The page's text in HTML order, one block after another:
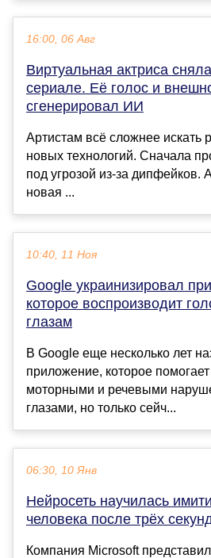
16:00, 06 Авг
Виртуальная актриса
сериале. Её голос и
сгенерировал ИИ
Артистам всё сложнее искать
новых технологий. Сначала
под угрозой из-за дипфейков.
новая ...
10:40, 11 Ноя
Google украинизировал
которое воспроизводит
глазам
В Google еще несколько лет
приложение, которое
моторными и речевыми
глазами, но только сейч...
06:30, 10 Янв
Нейросеть научилась
человека после трёх
Компания Microsoft